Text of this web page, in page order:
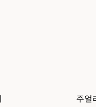
주얼